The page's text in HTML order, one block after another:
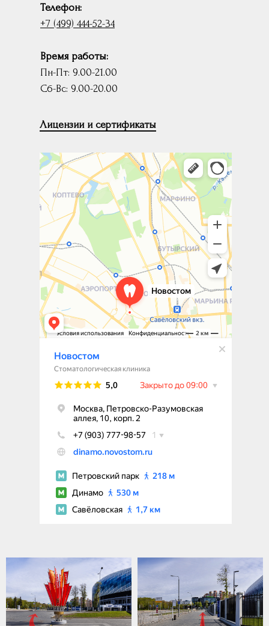
Телефон:
+7 (499) 444-52-34
Время работы:
Пн-Пт: 9.00-21.00
Сб-Вс: 9.00-20.00
Лицензии и сертификаты